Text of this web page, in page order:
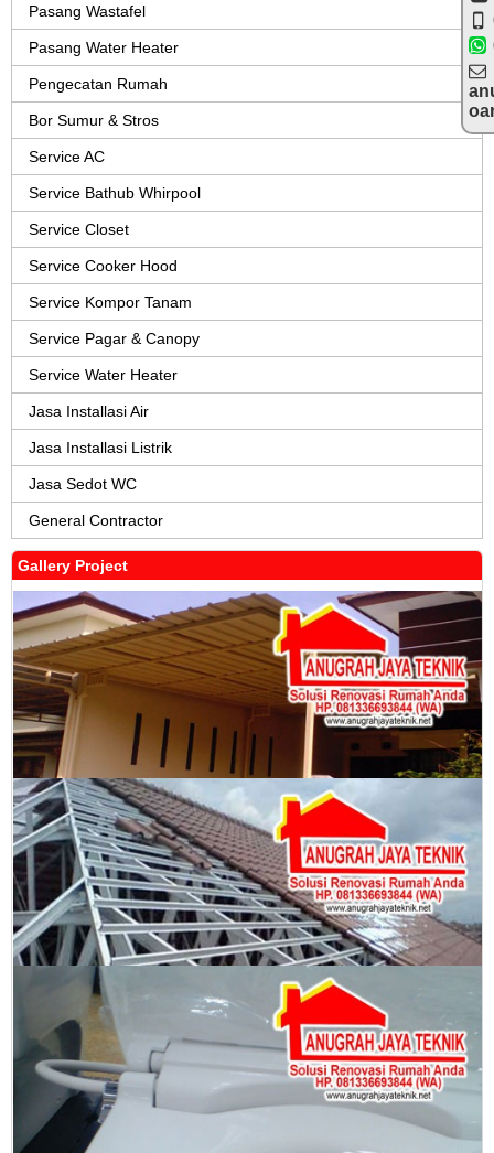
Pasang Wastafel
Pasang Water Heater
Pengecatan Rumah
Bor Sumur & Stros
Service AC
Service Bathub Whirpool
Service Closet
Service Cooker Hood
Service Kompor Tanam
Service Pagar & Canopy
Service Water Heater
Jasa Installasi Air
Jasa Installasi Listrik
Jasa Sedot WC
General Contractor
Gallery Project